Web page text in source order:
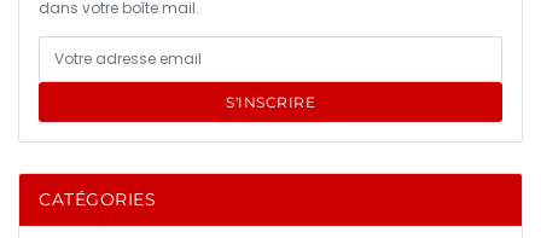
dans votre boîte mail.
S'INSCRIRE
CATÉGORIES